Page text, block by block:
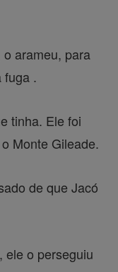
arameu, para
fuga .
tinha. Ele foi
Monte Gileade.
de que Jacó
ele o perseguiu